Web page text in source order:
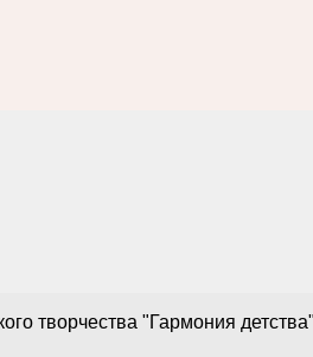
творчества "Гармония